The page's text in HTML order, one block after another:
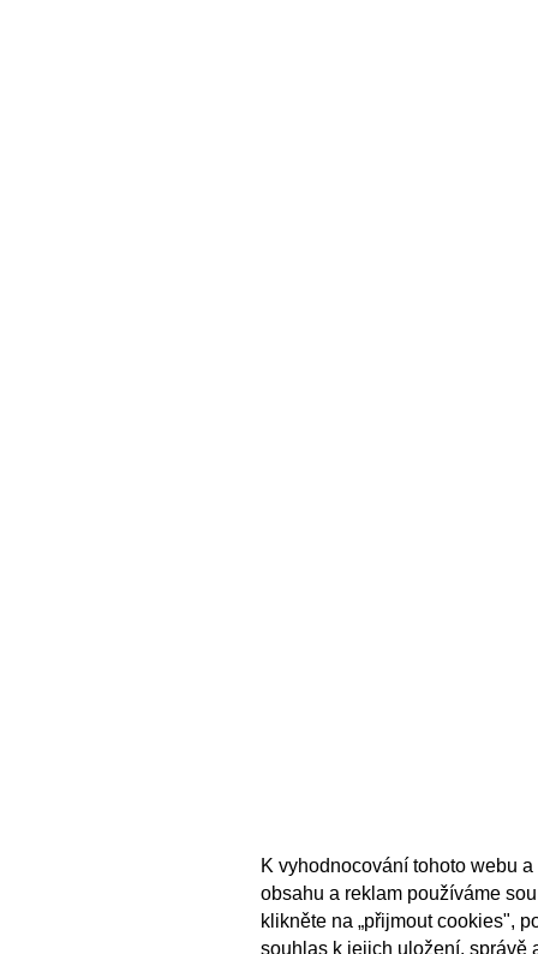
K vyhodnocování tohoto webu
obsahu a reklam používáme
klikněte na „přijmout cookies",
souhlas k jejich uložení, správě